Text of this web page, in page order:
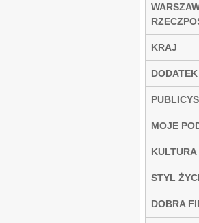
KRAJ
MOJE
KULTURA
STYL
DOBRA